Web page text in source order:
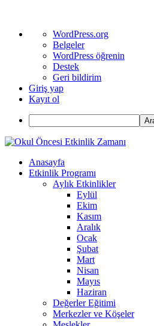
WordPress
hakkında
WordPress.org
Belgeler
WordPress öğrenin
Destek
Geri bildirim
Giriş yap
Kayıt ol
Ara
Anasayfa
Etkinlik Programı
Aylık Etkinlikler
Eylül
Ekim
Kasım
Aralık
Ocak
Şubat
Mart
Nisan
Mayıs
Haziran
Değerler Eğitimi
Merkezler ve Köşeler